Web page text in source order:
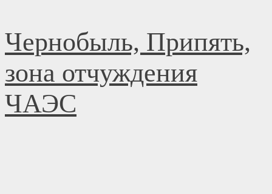
Перейти
к
содержимому
Чернобыль, Припять,
зона отчуждения
ЧАЭС